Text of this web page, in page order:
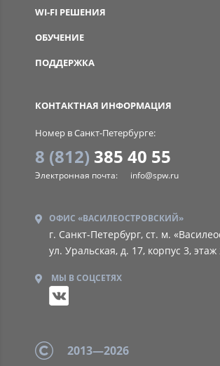
КОНТАКТНАЯ ИНФОРМАЦИЯ
Номер в Санкт-Петербурге:
8 (812) 385 40 55
Электронная почта: info@spw.ru
ОФИС «ВАСИЛЕОСТРОВСКИЙ»
г. Санкт-Петербург, ст. м.
ул. Уральская, д. 17, корпус 3, этаж
МЫ В СОЦСЕТЯХ
WI-FI РЕШЕНИЯ
ОБУЧЕНИЕ
ПОДДЕРЖКА
2013—2026